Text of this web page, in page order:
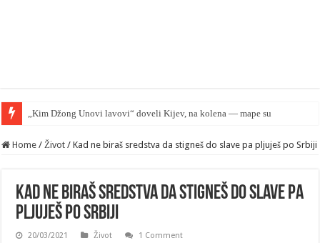
Home / Život / Kad ne biraš sredstva da stigneš do slave pa pljuješ po Srbiji
Kad ne biraš sredstva da stigneš do slave pa
pljuješ po Srbiji
20/03/2021 Život 1 Comment